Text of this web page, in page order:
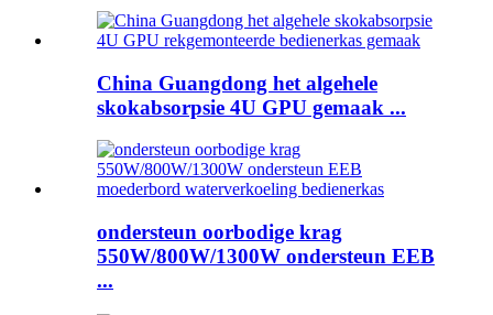
China Guangdong het algehele
skokabsorpsie 4U GPU gemaak ...
ondersteun oorbodige krag
550W/800W/1300W ondersteun EEB
...